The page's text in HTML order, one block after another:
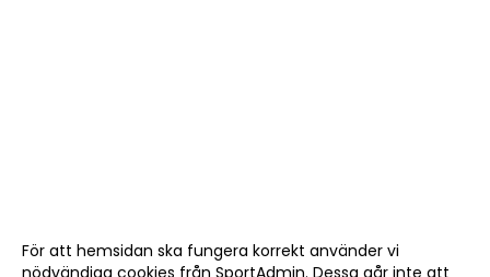
För att hemsidan ska fungera korrekt använder vi
nödvändiga cookies från SportAdmin. Dessa går inte att